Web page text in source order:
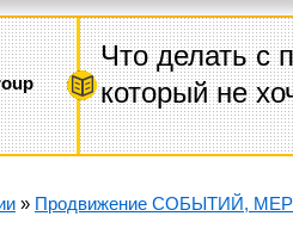
Что делать с
который не
» Продвижение СОБЫТИЙ,